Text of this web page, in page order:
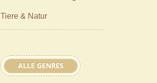
Tiere & Natur
ALLE GENRES